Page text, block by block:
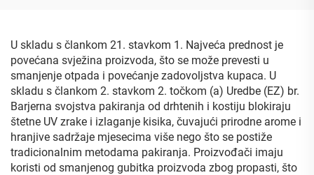
U skladu s člankom 21. stavkom 1. Najveća prednost je
povećana svježina proizvoda, što se može prevesti u
smanjenje otpada i povećanje zadovoljstva kupaca. U
skladu s člankom 2. stavkom 2. točkom (a) Uredbe (EZ) br.
Barjerna svojstva pakiranja od drhtenih i kostiju blokiraju
štetne UV zrake i izlaganje kisika, čuvajući prirodne arome i
hranjive sadržaje mjesecima više nego što se postiže
tradicionalnim metodama pakiranja. Proizvođači imaju
koristi od smanjenog gubitka proizvoda zbog propasti, što